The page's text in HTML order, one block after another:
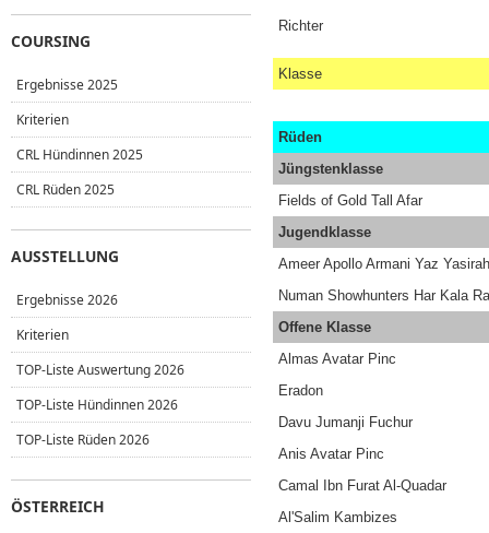
Richter
Klasse
Rüden
Jüngstenklasse
Fields of Gold Tall Afar
Jugendklasse
Ameer Apollo Armani Yaz Yasirah
Numan Showhunters Har Kala
Offene Klasse
Almas Avatar Pinc
Eradon
Davu Jumanji Fuchur
Anis Avatar Pinc
Camal Ibn Furat Al-Quadar
Al'Salim Kambizes
COURSING
Ergebnisse 2025
Kriterien
CRL Hündinnen 2025
CRL Rüden 2025
AUSSTELLUNG
Ergebnisse 2026
Kriterien
TOP-Liste Auswertung 2026
TOP-Liste Hündinnen 2026
TOP-Liste Rüden 2026
ÖSTERREICH